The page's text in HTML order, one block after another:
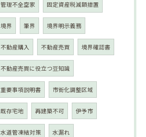
管理不全空家 固定資産税減額措置
境界 筆界 境界明示義務
不動産購入 不動産売買 境界確認書
不動産売買に役立つ豆知識
重要事項説明書 市街化調整区域
既存宅地 再建築不可 伊予市
水道管凍結対策 水漏れ